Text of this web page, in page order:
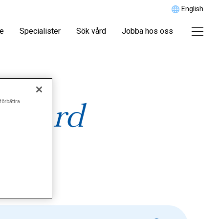
English
Specialister Sök vård Jobba hos oss